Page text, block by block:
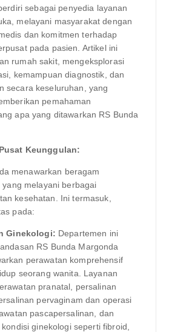
sebagai penyedia layanan
melayani masyarakat dengan
dan komitmen terhadap
pada pasien. Artikel ini
rumah sakit, mengeksplorasi
kemampuan diagnostik, dan
secara keseluruhan, yang
pemahaman
apa yang ditawarkan RS Bunda
Keunggulan:
menawarkan beragam
melayani berbagai
kesehatan. Ini termasuk,
pada:
Ginekologi: Departemen ini
RS Bunda Margonda
perawatan komprehensif
seorang wanita. Layanan
pranatal, persalinan
pervaginam dan operasi
pascapersalinan, dan
ginekologi seperti fibroid,